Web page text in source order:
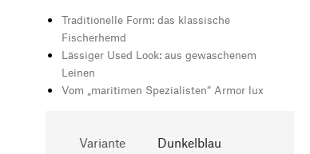
Traditionelle Form: das klassische
Fischerhemd
Lässiger Used Look: aus gewaschenem
Leinen
Vom „maritimen Spezialisten“ Armor lux
Variante Dunkelblau